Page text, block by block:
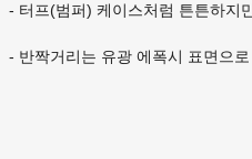
- 터프(범퍼) 케이스처럼 튼튼하지
- 반짝거리는 유광 에폭시 표면으